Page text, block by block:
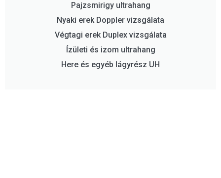
Pajzsmirigy ultrahang
Nyaki erek Doppler vizsgálata
Végtagi erek Duplex vizsgálata
Ízületi és izom ultrahang
Here és egyéb lágyrész UH